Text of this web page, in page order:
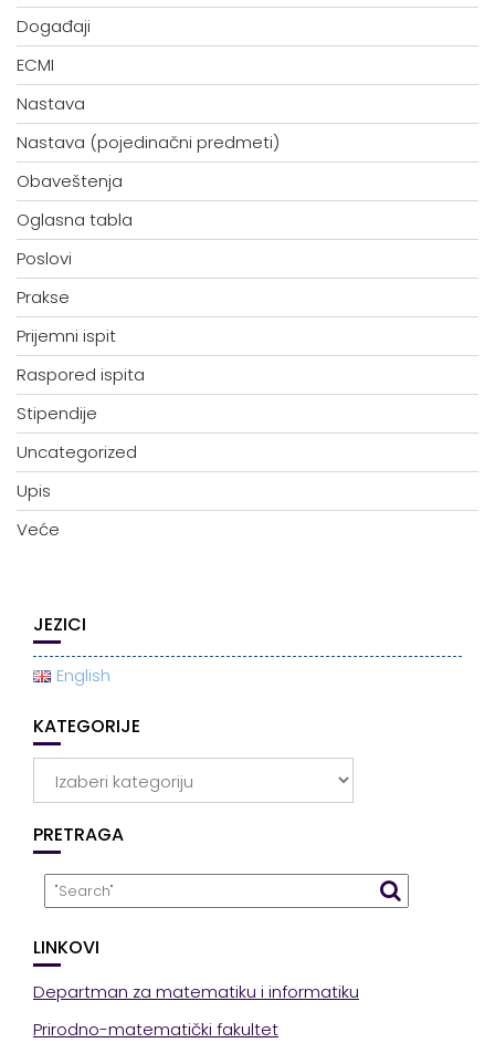
Događaji
ECMI
Nastava
Nastava (pojedinačni predmeti)
Obaveštenja
Oglasna tabla
Poslovi
Prakse
Prijemni ispit
Raspored ispita
Stipendije
Uncategorized
Upis
Veće
JEZICI
English
KATEGORIJE
PRETRAGA
LINKOVI
Departman za matematiku i informatiku
Prirodno-matematički fakultet